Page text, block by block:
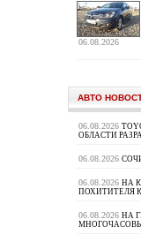
06.08.2026
АВТО
06.08.2026
ОБЛАСТИ
06.08.2026
06.08.2026 НА
ПОХИТИТЕЛЯ
06.08.2026 НА